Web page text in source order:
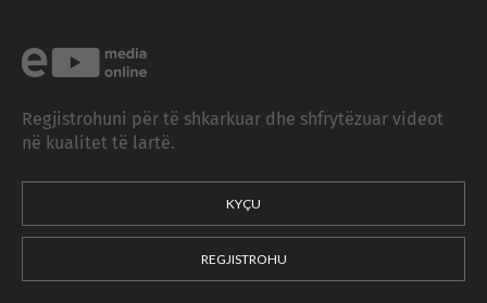
Regjistrohuni për të shkarkuar dhe shfrytëzuar videot
në kualitet të lartë.
KYÇU
REGJISTROHU